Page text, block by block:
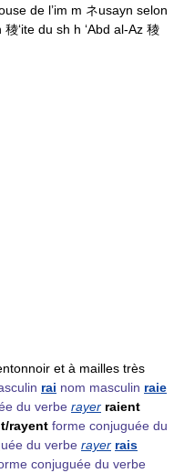
de l’im m ネusayn selon
‘ite du sh h ‘Abd al-Az 稜
et à mailles très
rai nom masculin raie
du verbe rayer raient
rayent forme conjuguée du
du verbe rayer rais
conjuguée du verbe